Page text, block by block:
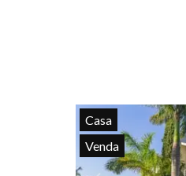
Casa
Venda